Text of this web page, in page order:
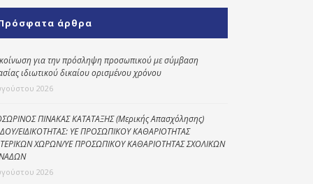
Κοινωνικό
παντοπωλείο
Kοινωνικό
φαρμακείο
Κέντρο Ημερήσιας
Φροντίδας
Ηλικιωμένων
(Κ.Η.Φ.Η.) Πρέβεζας
άρθρα
για την πρόσληψη προσωπικού με σύμβαση
ιδιωτικού δικαίου ορισμένου χρόνου
2026
ΠΙΝΑΚΑΣ ΚΑΤΑΤΑΞΗΣ (Μερικής Απασχόλησης)
ΕΙΔΙΚΟΤΗΤΑΣ: ΥΕ ΠΡΟΣΩΠΙΚΟΥ ΚΑΘΑΡΙΟΤΗΤΑΣ
ΧΩΡΩΝ/ΥΕ ΠΡΟΣΩΠΙΚΟΥ ΚΑΘΑΡΙΟΤΗΤΑΣ ΣΧΟΛΙΚΩΝ
2026